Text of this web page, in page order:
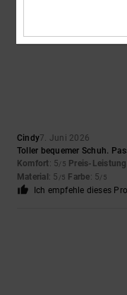
Cindy7. Juni 2026
Toller bequemer Schuh.
Komfort: 5/5 Preis-
Material : 5 /5 Farbe: 5/5
Ich empfehle dieses